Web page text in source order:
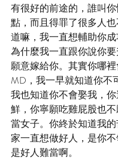
有很好的前途的，誰叫
點，而且得罪了很多人
道嘛，我一直想輔助你
為什麼我一直跟你說你
願意嫁給你。其實你哪
MD，我一早就知道你不
我也知道你不會娶我，
鮮，你寧願吃雞屁股也
當女子。你終於知道我
家一直想做好人，是你
是好人難當啊。